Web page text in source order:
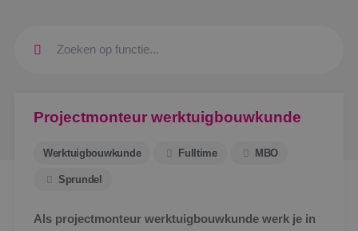
Projectmonteur werktuigbouwkunde
Werktuigbouwkunde Fulltime MBO
Sprundel
Als projectmonteur werktuigbouwkunde werk je in